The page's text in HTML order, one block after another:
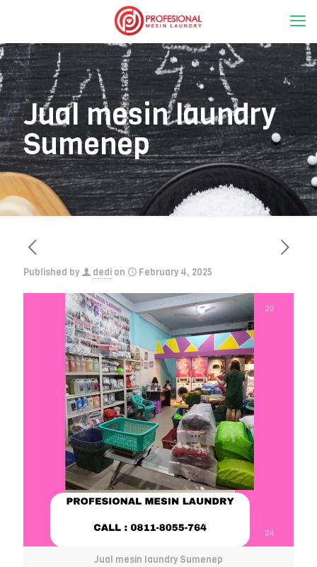
Jual mesin laundry
Sumenep
Published by dedi on February 4, 2025
Jual mesin laundry Sumenep